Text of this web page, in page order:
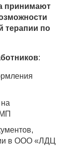
принимают
терапии по
:
в ООО «ЛДЦ